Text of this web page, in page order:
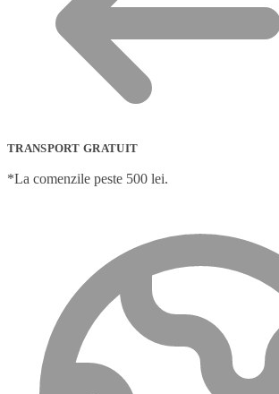
TRANSPORT GRATUIT
*La comenzile peste 500 lei.